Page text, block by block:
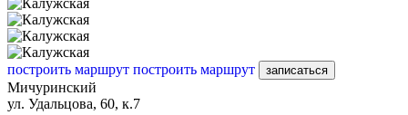
построить маршрут построить маршрут записаться
Мичуринский
ул. Удальцова, 60, к.7